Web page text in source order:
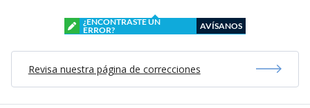
¿ENCONTRASTE UN
ERROR?
AVÍSANOS
Revisa nuestra página de correcciones